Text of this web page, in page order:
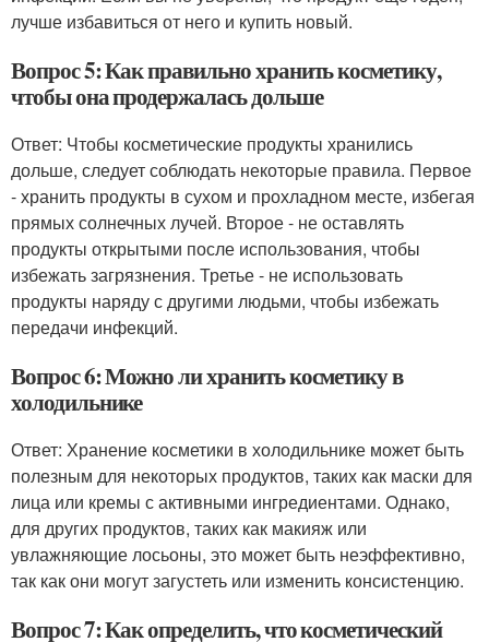
лучше избавиться от него и купить новый.
Вопрос 5: Как правильно хранить косметику,
чтобы она продержалась дольше
Ответ: Чтобы косметические продукты хранились
дольше, следует соблюдать некоторые правила. Первое
- хранить продукты в сухом и прохладном месте, избегая
прямых солнечных лучей. Второе - не оставлять
продукты открытыми после использования, чтобы
избежать загрязнения. Третье - не использовать
продукты наряду с другими людьми, чтобы избежать
передачи инфекций.
Вопрос 6: Можно ли хранить косметику в
холодильнике
Ответ: Хранение косметики в холодильнике может быть
полезным для некоторых продуктов, таких как маски для
лица или кремы с активными ингредиентами. Однако,
для других продуктов, таких как макияж или
увлажняющие лосьоны, это может быть неэффективно,
так как они могут загустеть или изменить консистенцию.
Вопрос 7: Как определить, что косметический